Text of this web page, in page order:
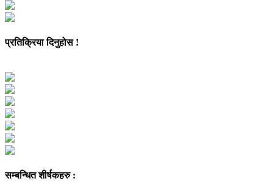
प्रतिक्रिया दिनुहोस !
सम्बन्धित शीर्षकहरु :